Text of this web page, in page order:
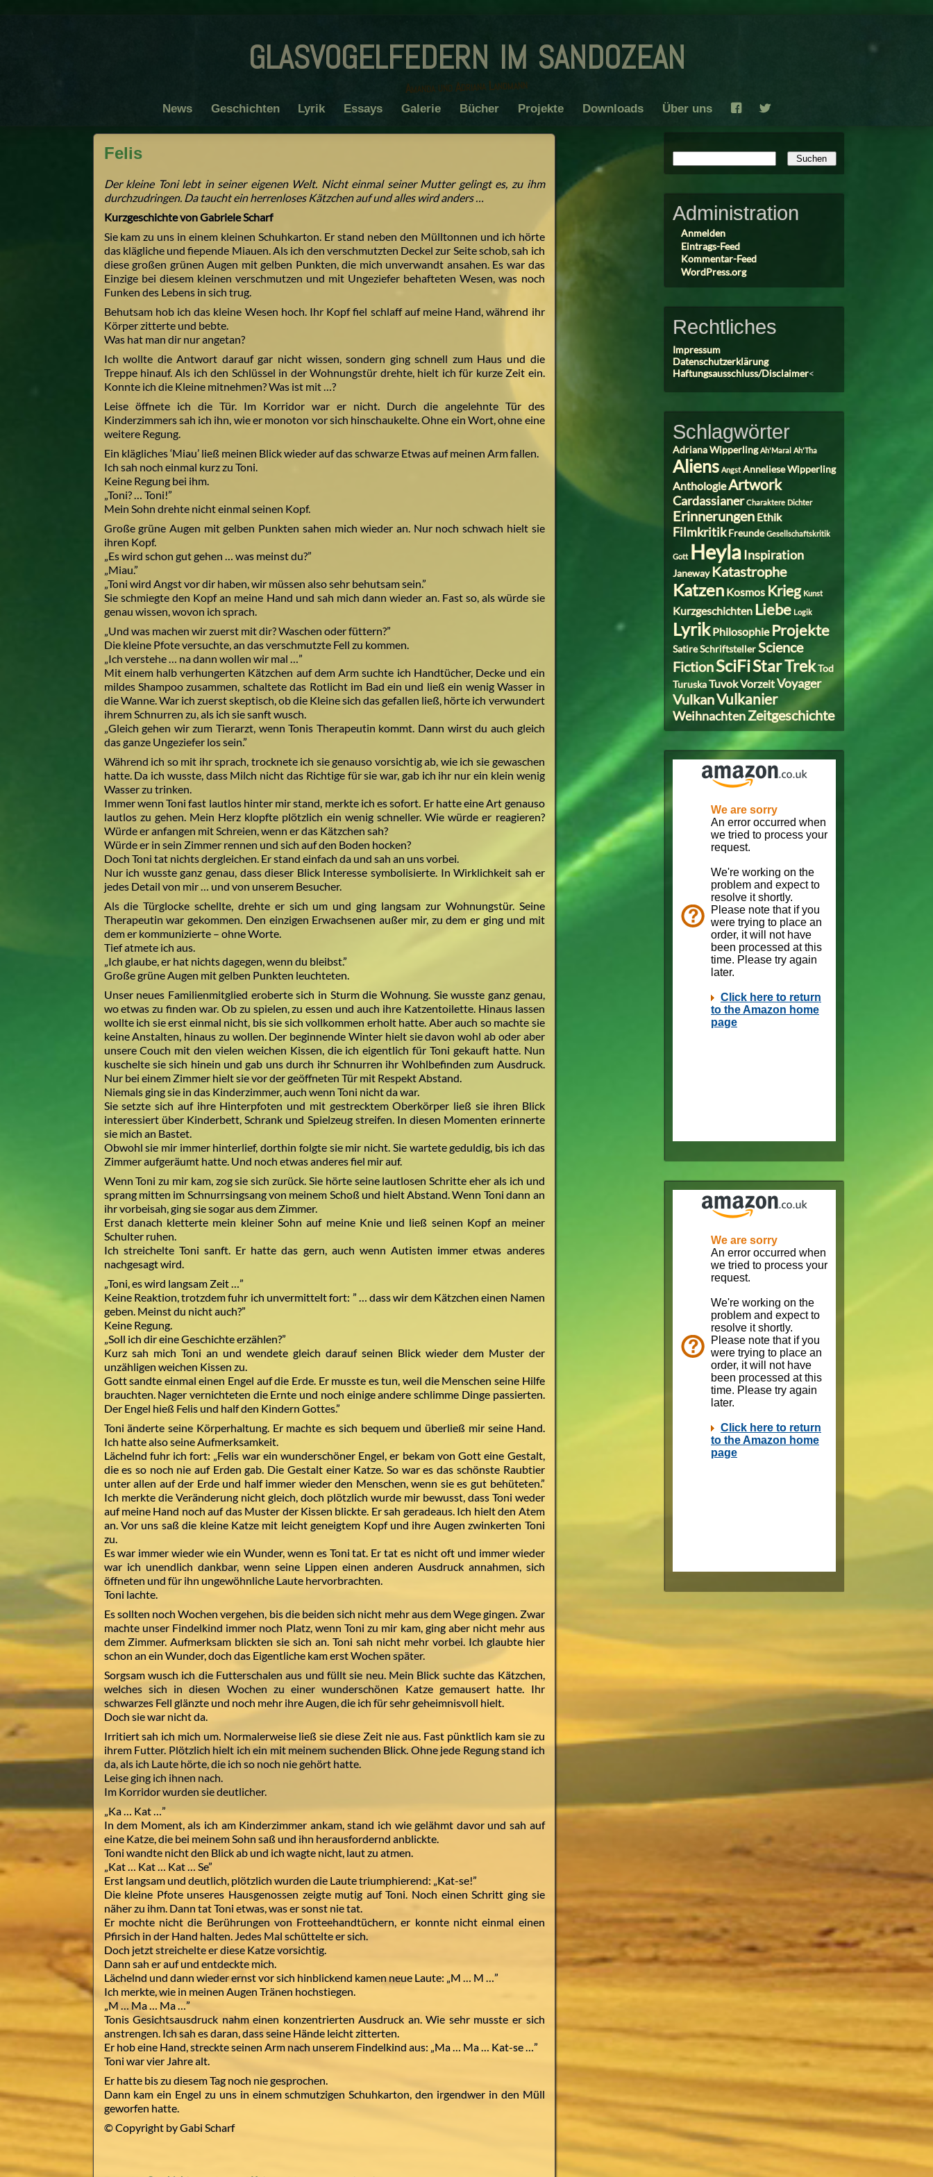
glasvogelfedern im sandozean
Amanda und Adriana Landmann
News Geschichten Lyrik Essays Galerie Bücher Projekte Downloads Über uns F T
Felis
Der kleine Toni lebt in seiner eigenen Welt. Nicht einmal seiner Mutter gelingt es, zu ihm
durchzudringen. Da taucht ein herrenloses Kätzchen auf und alles wird anders …
Kurzgeschichte von Gabriele Scharf
Sie kam zu uns in einem kleinen Schuhkarton. Er stand neben den Mülltonnen und ich hörte
das klägliche und fiepende Miauen. Als ich den verschmutzten Deckel zur Seite schob, sah ich
diese großen grünen Augen mit gelben Punkten, die mich unverwandt ansahen. Es war das
Einzige bei diesem kleinen verschmutzen und mit Ungeziefer behafteten Wesen, was noch
Funken des Lebens in sich trug.
Behutsam hob ich das kleine Wesen hoch. Ihr Kopf fiel schlaff auf meine Hand, während ihr
Körper zitterte und bebte.
Was hat man dir nur angetan?
Ich wollte die Antwort darauf gar nicht wissen, sondern ging schnell zum Haus und die
Treppe hinauf. Als ich den Schlüssel in der Wohnungstür drehte, hielt ich für kurze Zeit ein.
Konnte ich die Kleine mitnehmen? Was ist mit …?
Leise öffnete ich die Tür. Im Korridor war er nicht. Durch die angelehnte Tür des
Kinderzimmers sah ich ihn, wie er monoton vor sich hinschaukelte. Ohne ein Wort, ohne eine
weitere Regung.
Ein klägliches ‘Miau’ ließ meinen Blick wieder auf das schwarze Etwas auf meinen Arm fallen.
Ich sah noch einmal kurz zu Toni.
Keine Regung bei ihm.
„Toni? … Toni!”
Mein Sohn drehte nicht einmal seinen Kopf.
Große grüne Augen mit gelben Punkten sahen mich wieder an. Nur noch schwach hielt sie
ihren Kopf.
„Es wird schon gut gehen … was meinst du?”
„Miau.”
„Toni wird Angst vor dir haben, wir müssen also sehr behutsam sein.”
Sie schmiegte den Kopf an meine Hand und sah mich dann wieder an. Fast so, als würde sie
genau wissen, wovon ich sprach.
„Und was machen wir zuerst mit dir? Waschen oder füttern?”
Die kleine Pfote versuchte, an das verschmutzte Fell zu kommen.
„Ich verstehe … na dann wollen wir mal …”
Mit einem halb verhungerten Kätzchen auf dem Arm suchte ich Handtücher, Decke und ein
mildes Shampoo zusammen, schaltete das Rotlicht im Bad ein und ließ ein wenig Wasser in
die Wanne. War ich zuerst skeptisch, ob die Kleine sich das gefallen ließ, hörte ich verwundert
ihrem Schnurren zu, als ich sie sanft wusch.
„Gleich gehen wir zum Tierarzt, wenn Tonis Therapeutin kommt. Dann wirst du auch gleich
das ganze Ungeziefer los sein.”
Während ich so mit ihr sprach, trocknete ich sie genauso vorsichtig ab, wie ich sie gewaschen
hatte. Da ich wusste, dass Milch nicht das Richtige für sie war, gab ich ihr nur ein klein wenig
Wasser zu trinken.
Immer wenn Toni fast lautlos hinter mir stand, merkte ich es sofort. Er hatte eine Art genauso
lautlos zu gehen. Mein Herz klopfte plötzlich ein wenig schneller. Wie würde er reagieren?
Würde er anfangen mit Schreien, wenn er das Kätzchen sah?
Würde er in sein Zimmer rennen und sich auf den Boden hocken?
Doch Toni tat nichts dergleichen. Er stand einfach da und sah an uns vorbei.
Nur ich wusste ganz genau, dass dieser Blick Interesse symbolisierte. In Wirklichkeit sah er
jedes Detail von mir … und von unserem Besucher.
Als die Türglocke schellte, drehte er sich um und ging langsam zur Wohnungstür. Seine
Therapeutin war gekommen. Den einzigen Erwachsenen außer mir, zu dem er ging und mit
dem er kommunizierte – ohne Worte.
Tief atmete ich aus.
„Ich glaube, er hat nichts dagegen, wenn du bleibst.”
Große grüne Augen mit gelben Punkten leuchteten.
Unser neues Familienmitglied eroberte sich in Sturm die Wohnung. Sie wusste ganz genau,
wo etwas zu finden war. Ob zu spielen, zu essen und auch ihre Katzentoilette. Hinaus lassen
wollte ich sie erst einmal nicht, bis sie sich vollkommen erholt hatte. Aber auch so machte sie
keine Anstalten, hinaus zu wollen. Der beginnende Winter hielt sie davon wohl ab oder aber
unsere Couch mit den vielen weichen Kissen, die ich eigentlich für Toni gekauft hatte. Nun
kuschelte sie sich hinein und gab uns durch ihr Schnurren ihr Wohlbefinden zum Ausdruck.
Nur bei einem Zimmer hielt sie vor der geöffneten Tür mit Respekt Abstand.
Niemals ging sie in das Kinderzimmer, auch wenn Toni nicht da war.
Sie setzte sich auf ihre Hinterpfoten und mit gestrecktem Oberkörper ließ sie ihren Blick
interessiert über Kinderbett, Schrank und Spielzeug streifen. In diesen Momenten erinnerte
sie mich an Bastet.
Obwohl sie mir immer hinterlief, dorthin folgte sie mir nicht. Sie wartete geduldig, bis ich das
Zimmer aufgeräumt hatte. Und noch etwas anderes fiel mir auf.
Wenn Toni zu mir kam, zog sie sich zurück. Sie hörte seine lautlosen Schritte eher als ich und
sprang mitten im Schnurrsingsang von meinem Schoß und hielt Abstand. Wenn Toni dann an
ihr vorbeisah, ging sie sogar aus dem Zimmer.
Erst danach kletterte mein kleiner Sohn auf meine Knie und ließ seinen Kopf an meiner
Schulter ruhen.
Ich streichelte Toni sanft. Er hatte das gern, auch wenn Autisten immer etwas anderes
nachgesagt wird.
„Toni, es wird langsam Zeit …”
Keine Reaktion, trotzdem fuhr ich unvermittelt fort: ” … dass wir dem Kätzchen einen Namen
geben. Meinst du nicht auch?”
Keine Regung.
„Soll ich dir eine Geschichte erzählen?”
Kurz sah mich Toni an und wendete gleich darauf seinen Blick wieder dem Muster der
unzähligen weichen Kissen zu.
Gott sandte einmal einen Engel auf die Erde. Er musste es tun, weil die Menschen seine Hilfe
brauchten. Nager vernichteten die Ernte und noch einige andere schlimme Dinge passierten.
Der Engel hieß Felis und half den Kindern Gottes.”
Toni änderte seine Körperhaltung. Er machte es sich bequem und überließ mir seine Hand.
Ich hatte also seine Aufmerksamkeit.
Lächelnd fuhr ich fort: „Felis war ein wunderschöner Engel, er bekam von Gott eine Gestalt,
die es so noch nie auf Erden gab. Die Gestalt einer Katze. So war es das schönste Raubtier
unter allen auf der Erde und half immer wieder den Menschen, wenn sie es gut behüteten.”
Ich merkte die Veränderung nicht gleich, doch plötzlich wurde mir bewusst, dass Toni weder
auf meine Hand noch auf das Muster der Kissen blickte. Er sah geradeaus. Ich hielt den Atem
an. Vor uns saß die kleine Katze mit leicht geneigtem Kopf und ihre Augen zwinkerten Toni
zu.
Es war immer wieder wie ein Wunder, wenn es Toni tat. Er tat es nicht oft und immer wieder
war ich unendlich dankbar, wenn seine Lippen einen anderen Ausdruck annahmen, sich
öffneten und für ihn ungewöhnliche Laute hervorbrachten.
Toni lachte.
Es sollten noch Wochen vergehen, bis die beiden sich nicht mehr aus dem Wege gingen. Zwar
machte unser Findelkind immer noch Platz, wenn Toni zu mir kam, ging aber nicht mehr aus
dem Zimmer. Aufmerksam blickten sie sich an. Toni sah nicht mehr vorbei. Ich glaubte hier
schon an ein Wunder, doch das Eigentliche kam erst Wochen später.
Sorgsam wusch ich die Futterschalen aus und füllt sie neu. Mein Blick suchte das Kätzchen,
welches sich in diesen Wochen zu einer wunderschönen Katze gemausert hatte. Ihr
schwarzes Fell glänzte und noch mehr ihre Augen, die ich für sehr geheimnisvoll hielt.
Doch sie war nicht da.
Irritiert sah ich mich um. Normalerweise ließ sie diese Zeit nie aus. Fast pünktlich kam sie zu
ihrem Futter. Plötzlich hielt ich ein mit meinem suchenden Blick. Ohne jede Regung stand ich
da, als ich Laute hörte, die ich so noch nie gehört hatte.
Leise ging ich ihnen nach.
Im Korridor wurden sie deutlicher.
„Ka … Kat …”
In dem Moment, als ich am Kinderzimmer ankam, stand ich wie gelähmt davor und sah auf
eine Katze, die bei meinem Sohn saß und ihn herausfordernd anblickte.
Toni wandte nicht den Blick ab und ich wagte nicht, laut zu atmen.
„Kat … Kat … Kat … Se”
Erst langsam und deutlich, plötzlich wurden die Laute triumphierend: „Kat-se!”
Die kleine Pfote unseres Hausgenossen zeigte mutig auf Toni. Noch einen Schritt ging sie
näher zu ihm. Dann tat Toni etwas, was er sonst nie tat.
Er mochte nicht die Berührungen von Frotteehandtüchern, er konnte nicht einmal einen
Pfirsich in der Hand halten. Jedes Mal schüttelte er sich.
Doch jetzt streichelte er diese Katze vorsichtig.
Dann sah er auf und entdeckte mich.
Lächelnd und dann wieder ernst vor sich hinblickend kamen neue Laute: „M … M …”
Ich merkte, wie in meinen Augen Tränen hochstiegen.
„M … Ma … Ma …”
Tonis Gesichtsausdruck nahm einen konzentrierten Ausdruck an. Wie sehr musste er sich
anstrengen. Ich sah es daran, dass seine Hände leicht zitterten.
Er hob eine Hand, streckte seinen Arm nach unserem Findelkind aus: „Ma … Ma … Kat-se …”
Toni war vier Jahre alt.
Er hatte bis zu diesem Tag noch nie gesprochen.
Dann kam ein Engel zu uns in einem schmutzigen Schuhkarton, den irgendwer in den Müll
geworfen hatte.
© Copyright by Gabi Scharf
Administration
Anmelden
Eintrags-Feed
Kommentar-Feed
WordPress.org
Rechtliches
Impressum
Datenschutzerklärung
Haftungsausschluss/Disclaimer<
Schlagwörter
Adriana Wipperling Ah'Maral Ah'Tha
Aliens Angst Anneliese Wipperling
AnthologieArtwork
Cardassianer Charaktere Dichter
Erinnerungen Ethik
Filmkritik Freunde Gesellschaftskritik
Gott HeylaInspiration
Janeway Katastrophe
Katzen Kosmos Krieg Kunst
Kurzgeschichten Liebe Logik
LyrikPhilosophie Projekte
SatireSchriftsteller Science
FictionSciFiStar TrekTod
Turuska TuvokVorzeitVoyager
VulkanVulkanier
WeihnachtenZeitgeschichte